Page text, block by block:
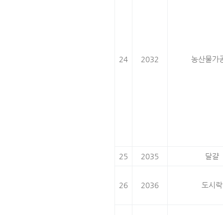
24 2032 농산물가
25 2035 달걀
26 2036 도시락